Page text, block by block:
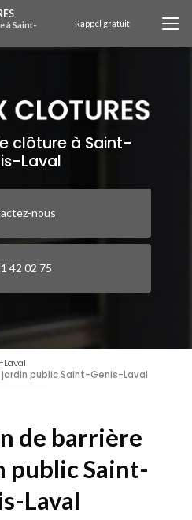
Rappel gratuit
clôture à Saint-
Laval
nous
42 02 75
public Saint-Genis-Laval
de barrière
public Saint-
Laval